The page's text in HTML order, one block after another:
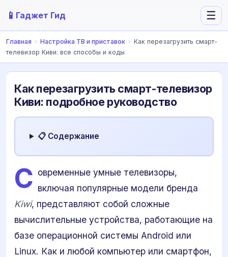
📱 Гаджет Гид ☰
Главная › Настройка ТВ и приставок › Как перезагрузить смарт-
телевизор Киви: все способы и коды
Как перезагрузить смарт-телевизор
Киви: подробное руководство
📋 Содержание
С овременные умные телевизоры,
включая популярные модели бренда
Kiwi, представляют собой сложные
вычислительные устройства, работающие на
базе операционной системы Android или
Linux. Как и любой компьютер или смартфон,